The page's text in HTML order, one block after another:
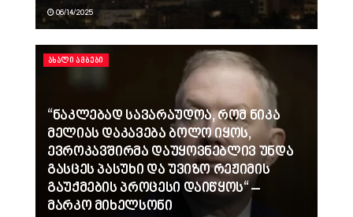
06/14/2025
ᲐᲮᲐᲚᲘ ᲐᲛᲑᲔᲑᲘ
“ნაკლებად სავარაუდოა, რომ ნიკა
მელიას დაკავება ბოლო იყოს,
ევროკავშირმა დაუყოვნებლივ უნდა
გასცეს პასუხი და უვიზო რეჟიმის
გაუქმების პროცესი დაიწყოს“ –
მარკო მიხელსონი